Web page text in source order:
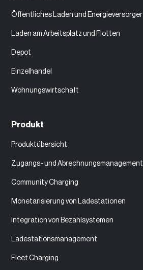
Öffentliches Laden und Energieversorger
Laden am Arbeitsplatz und Flotten
Depot
Einzelhandel
Wohnungswirtschaft
Produkt
Produktübersicht
Zugangs- und Abrechnungsmanagement
Community Charging
Monetarisierung von Ladestationen
Integration von Bezahlsystemen
Ladestationsmanagement
Fleet Charging